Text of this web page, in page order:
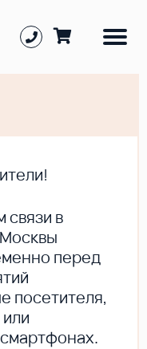
связи в
перед
посетителя,